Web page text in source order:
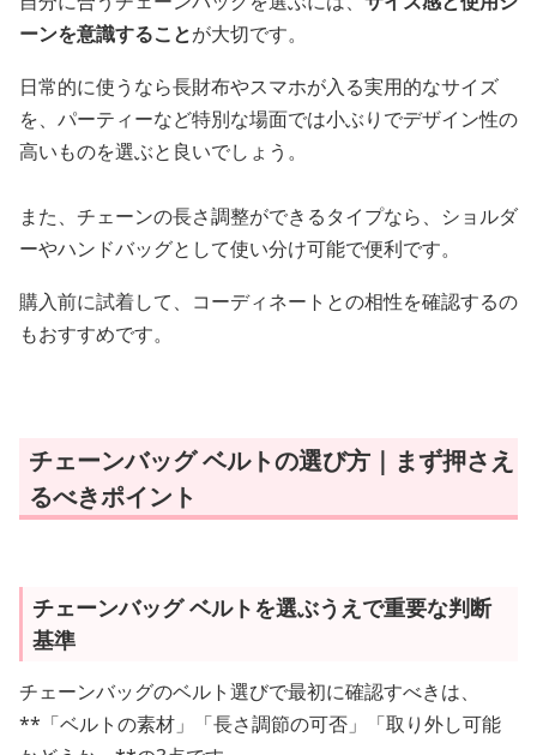
ーンを意識することが大切です。
日常的に使うなら長財布やスマホが入る実用的なサイズ
を、パーティーなど特別な場面では小ぶりでデザイン性の
高いものを選ぶと良いでしょう。
また、チェーンの長さ調整ができるタイプなら、ショルダ
ーやハンドバッグとして使い分け可能で便利です。
購入前に試着して、コーディネートとの相性を確認するの
もおすすめです。
チェーンバッグ ベルトの選び方｜まず押さえ
るべきポイント
チェーンバッグ ベルトを選ぶうえで重要な判断
基準
チェーンバッグのベルト選びで最初に確認すべきは、
**「ベルトの素材」「長さ調節の可否」「取り外し可能